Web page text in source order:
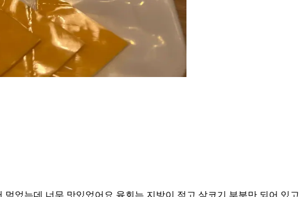
었는데 너무 맛있었어요 육회는 지방이 적고 살코기 부분만 되어 있